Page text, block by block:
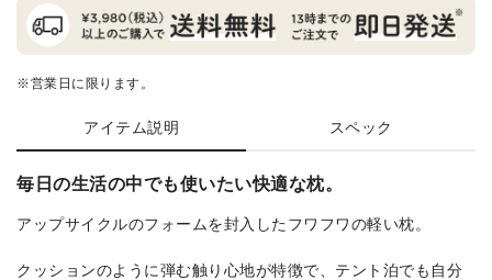
※営業日に限ります。
アイテム説明 スペック
毎日の生活の中でも使いたい快適な枕。
アップサイクルのフォームを封入したフワフワの軽い枕。
クッションのように弾む触り心地が特徴で、テント泊でも自分